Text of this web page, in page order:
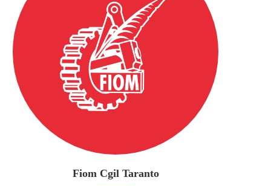
Fiom Cgil Taranto